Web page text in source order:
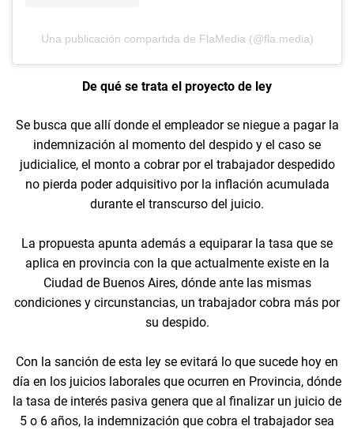
Una publicación compartida de FlaMedia (@fla.media)
De qué se trata el proyecto de ley
Se busca que allí donde el empleador se niegue a pagar la
indemnización al momento del despido y el caso se
judicialice, el monto a cobrar por el trabajador despedido
no pierda poder adquisitivo por la inflación acumulada
durante el transcurso del juicio.
La propuesta apunta además a equiparar la tasa que se
aplica en provincia con la que actualmente existe en la
Ciudad de Buenos Aires, dónde ante las mismas
condiciones y circunstancias, un trabajador cobra más por
su despido.
Con la sanción de esta ley se evitará lo que sucede hoy en
día en los juicios laborales que ocurren en Provincia, dónde
la tasa de interés pasiva genera que al finalizar un juicio de
5 o 6 años, la indemnización que cobra el trabajador sea